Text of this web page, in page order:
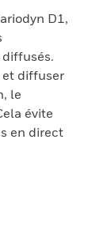
D1,
diffuser
le
évite
en direct